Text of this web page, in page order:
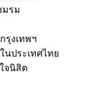
มรม
รุงเทพฯ
นประเทศไทย
จนิสิต